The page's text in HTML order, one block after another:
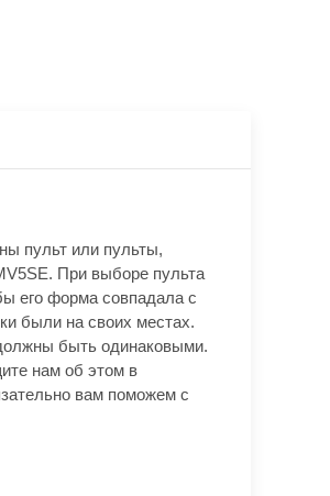
пульт или пульты,
При выборе пульта
его форма совпадала с
были на своих местах.
быть одинаковыми.
нам об этом в
вам поможем с